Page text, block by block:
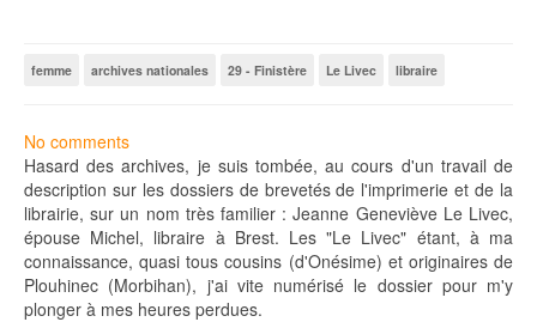
femme archives nationales 29 - Finistère Le Livec libraire
No comments
Hasard des archives, je suis tombée, au cours d'un travail de
description sur les dossiers de brevetés de l'imprimerie et de la
librairie, sur un nom très familier : Jeanne Geneviève Le Livec,
épouse Michel, libraire à Brest. Les "Le Livec" étant, à ma
connaissance, quasi tous cousins (d'Onésime) et originaires de
Plouhinec (Morbihan), j'ai vite numérisé le dossier pour m'y
plonger à mes heures perdues.